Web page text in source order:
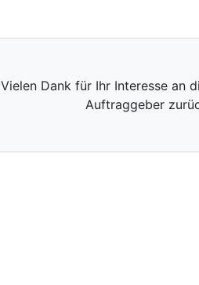
Vielen Dank für Ihr Interesse an
Auftraggeber